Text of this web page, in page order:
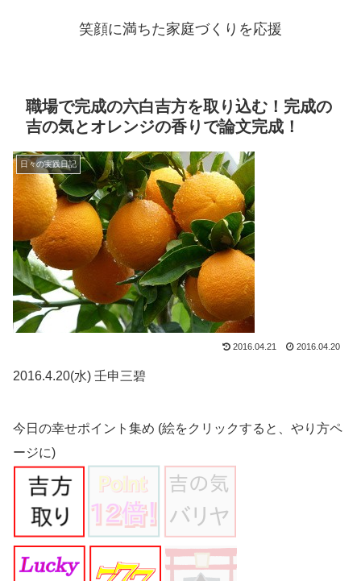
笑顔に満ちた家庭づくりを応援
職場で完成の六白吉方を取り込む！完成の
吉の気とオレンジの香りで論文完成！
日々の実践日記
2016.04.21 2016.04.20
2016.4.20(水) 壬申三碧
今日の幸せポイント集め (絵をクリックすると、やり方ペ
ージに)